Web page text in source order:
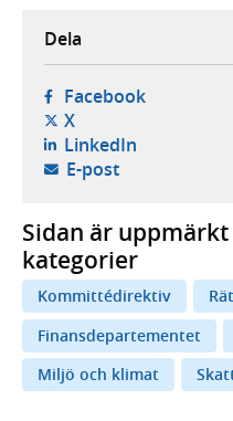
Dela
Facebook- öppnas i
X- öppnas i ny flik,
LinkedIn- öppnas i
E-post- öppnar din
Sidan är
kategorier
Kommittédirektiv
Finansdepartementet
Miljö och klimat